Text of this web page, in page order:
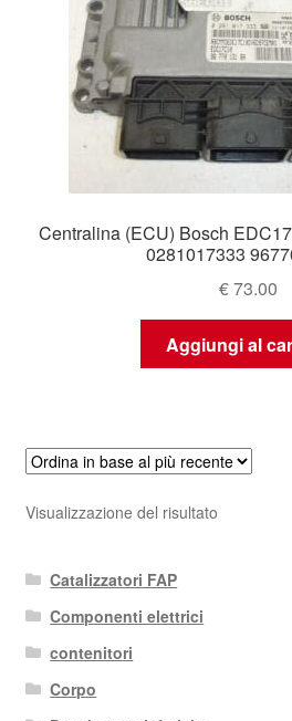
Centralina (ECU) Bosch
0281017333
€73.00
Aggiungi al
Visualizzazione del risultato
Catalizzatori FAP
Componenti elettrici
contenitori
Corpo